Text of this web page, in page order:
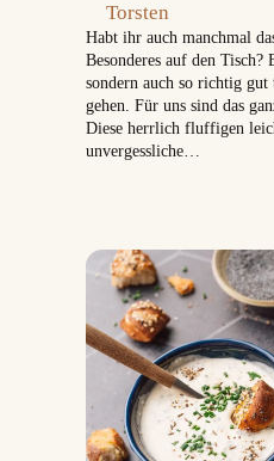
Torsten
Habt ihr auch manchmal
Besonderes auf den
sondern auch so richtig
gehen. Für uns sind das
Diese herrlich fluffigen
unvergessliche…